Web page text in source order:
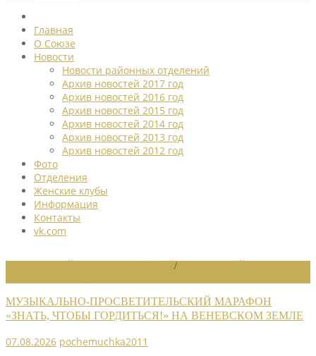
Главная
О Союзе
Новости
Новости районных отделений
Архив новостей 2017 год
Архив новостей 2016 год
Архив новостей 2015 год
Архив новостей 2014 год
Архив новостей 2013 год
Архив новостей 2012 год
Фото
Отделения
Женские клубы
Информация
Контакты
vk.com
/
МУЗЫКАЛЬНО-ПРОСВЕТИТЕЛЬСКИЙ МАРАФОН
«ЗНАТЬ, ЧТОБЫ ГОРДИТЬСЯ!» НА ВЕНЕВСКОМ ЗЕМЛЕ
07.08.2026 pochemuchka2011